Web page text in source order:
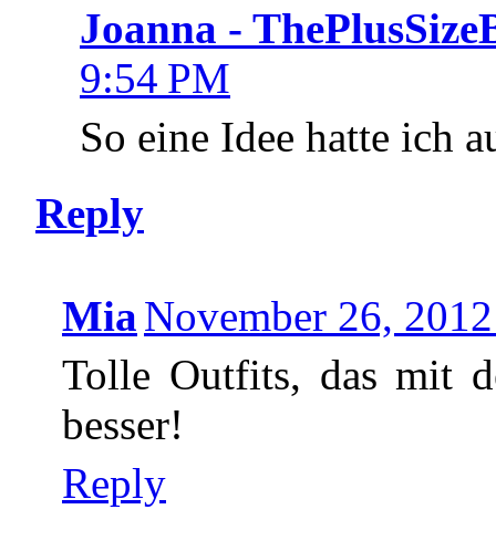
Joanna -
9:54 PM
So eine Idee hatte ich
Reply
Mia November 26,
Tolle Outfits, das mit
besser!
Reply